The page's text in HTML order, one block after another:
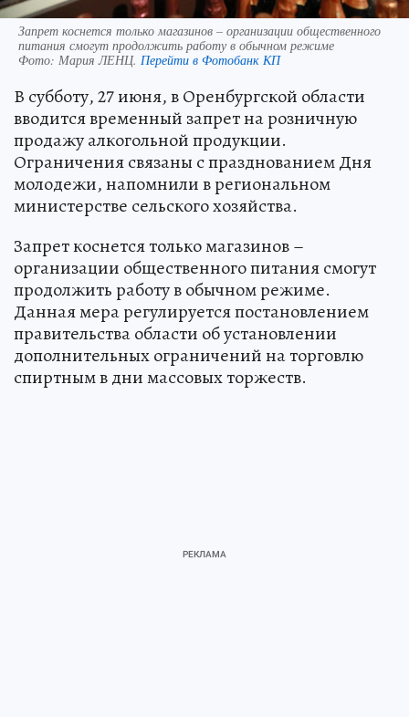
Запрет коснется только магазинов – организации общественного
питания смогут продолжить работу в обычном режиме
Фото: Мария ЛЕНЦ. Перейти в Фотобанк КП
В субботу, 27 июня, в Оренбургской области
вводится временный запрет на розничную
продажу алкогольной продукции.
Ограничения связаны с празднованием Дня
молодежи, напомнили в региональном
министерстве сельского хозяйства.
Запрет коснется только магазинов –
организации общественного питания смогут
продолжить работу в обычном режиме.
Данная мера регулируется постановлением
правительства области об установлении
дополнительных ограничений на торговлю
спиртным в дни массовых торжеств.